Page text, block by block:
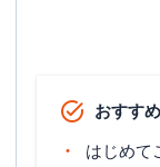
名称 おすす
はじめて